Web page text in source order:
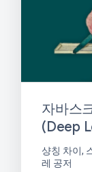
자바스
(Deep
샹칭 차이,
레 공저